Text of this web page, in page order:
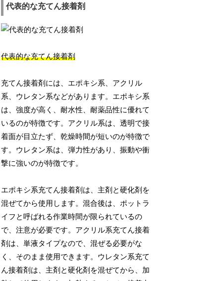
代表的な充てん接着剤
代表的な充てん接着剤
充てん接着剤には、エポキシ系、アクリル
系、ウレタン系などがあります。エポキシ系
は、強度が高く、耐水性、耐薬品性に優れて
いるのが特徴です。アクリル系は、透明で接
着面が目立たず、乾燥時間が短いのが特徴で
す。ウレタン系は、弾力性があり、振動や衝
撃に強いのが特徴です。
エポキシ系充てん接着剤は、主剤と硬化剤を
混ぜてから使用します。混合後は、ポットラ
イフと呼ばれる作業時間が限られているの
で、注意が必要です。アクリル系充てん接着
剤は、単液タイプなので、混ぜる必要がな
く、そのまま使用できます。ウレタン系充て
ん接着剤は、主剤と硬化剤を混ぜてから、加